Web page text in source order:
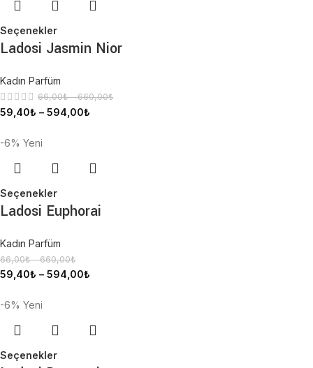
Seçenekler
Ladosi Jasmin Nior
Kadın Parfüm
66,00₺ –660,00₺
59,40₺ – 594,00₺
-6% Yeni
Seçenekler
Ladosi Euphorai
Kadın Parfüm
66,00₺ –660,00₺
59,40₺ – 594,00₺
-6% Yeni
Seçenekler